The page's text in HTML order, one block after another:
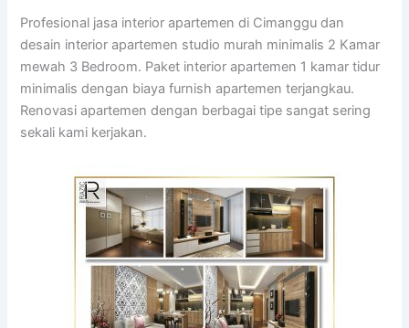
Profesional jasa interior apartemen di Cimanggu dan
desain interior apartemen studio murah minimalis 2 Kamar
mewah 3 Bedroom. Paket interior apartemen 1 kamar tidur
minimalis dengan biaya furnish apartemen terjangkau.
Renovasi apartemen dengan berbagai tipe sangat sering
sekali kami kerjakan.